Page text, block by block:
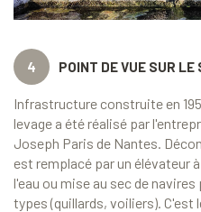
4 POINT DE VUE SUR LE
Infrastructure construite en
levage a été réalisé par
Joseph Paris de Nantes.
est remplacé par un élévateur
l'eau ou mise au sec de
types (quillards, voiliers).